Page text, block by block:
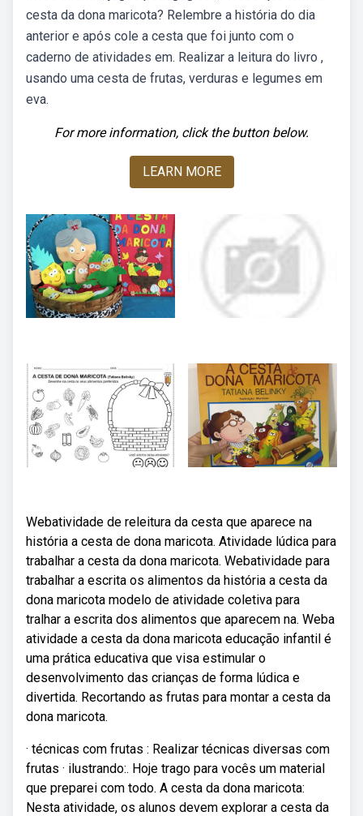
cesta da dona maricota? Relembre a história do dia
anterior e após cole a cesta que foi junto com o
caderno de atividades em. Realizar a leitura do livro ,
usando uma cesta de frutas, verduras e legumes em
eva.
For more information, click the button below.
LEARN MORE
Webatividade de releitura da cesta que aparece na
história a cesta de dona maricota. Atividade lúdica para
trabalhar a cesta da dona maricota. Webatividade para
trabalhar a escrita os alimentos da história a cesta da
dona maricota modelo de atividade coletiva para
tralhar a escrita dos alimentos que aparecem na. Weba
atividade a cesta da dona maricota educação infantil é
uma prática educativa que visa estimular o
desenvolvimento das crianças de forma lúdica e
divertida. Recortando as frutas para montar a cesta da
dona maricota.
· técnicas com frutas : Realizar técnicas diversas com
frutas · ilustrando:. Hoje trago para vocês um material
que preparei com todo. A cesta da dona maricota:
Nesta atividade, os alunos devem explorar a cesta da